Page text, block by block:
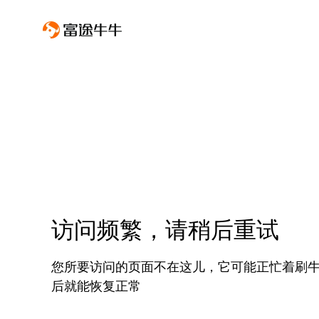
访问频繁，请稍后重试
您所要访问的页面不在这儿，它可能正忙着刷
后就能恢复正常